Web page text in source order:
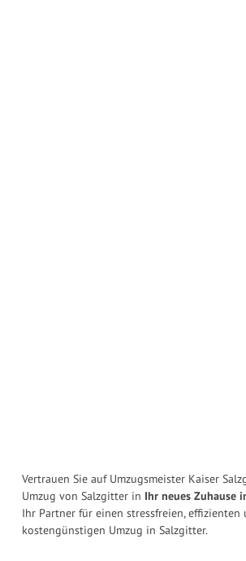
Vertrauen Sie auf Umzugsmeister Kaiser
Umzug von Salzgitter in Ihr neues Zuhause
Ihr Partner für einen stressfreien, effizienten
kostengünstigen Umzug in Salzgitter.